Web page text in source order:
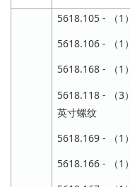
5618.105 - （1
5618.106 - （1
5618.168 - （1
5618.118 - （3
英寸螺纹
5618.169 - （1
5618.166 - （1